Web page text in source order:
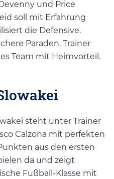
und Price
soll mit Erfahrung
die Defensive.
Paraden. Trainer
Team mit Heimvorteil.
steht unter Trainer
Calzona mit perfekten
aus den ersten
da und zeigt
Fußball-Klasse mit